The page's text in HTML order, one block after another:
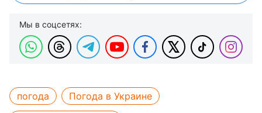
Мы в соцсетях:
погода
Погода в Украине